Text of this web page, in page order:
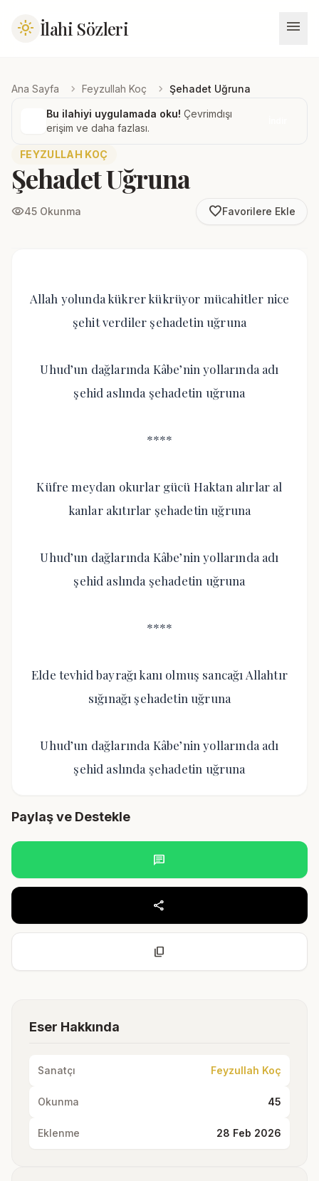
light_mode İlahi Sözleri menu
Ana Sayfa chevron_right Feyzullah Koç chevron_right Şehadet Uğruna
Bu ilahiyi uygulamada oku! Çevrimdışı
erişim ve daha fazlası.
FEYZULLAH KOÇ
Şehadet Uğruna
visibility45 Okunma favorite_borderFavorilere Ekle
Allah yolunda kükrer kükrüyor mücahitler nice
şehit verdiler şehadetin uğruna
Uhud’un dağlarında Kâbe’nin yollarında adı
şehid aslında şehadetin uğruna
****
Küfre meydan okurlar gücü Haktan alırlar al
kanlar akıtırlar şehadetin uğruna
Uhud’un dağlarında Kâbe’nin yollarında adı
şehid aslında şehadetin uğruna
****
Elde tevhid bayrağı kanı olmuş sancağı Allahtır
sığınağı şehadetin uğruna
Uhud’un dağlarında Kâbe’nin yollarında adı
şehid aslında şehadetin uğruna
Paylaş ve Destekle
chat
share
content_copy
Eser Hakkında
Sanatçı Feyzullah Koç
Okunma 45
Eklenme 28 Feb 2026